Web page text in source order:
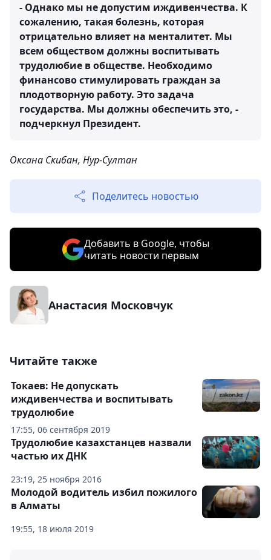
- Однако мы не допустим иждивенчества. К
сожалению, такая болезнь, которая
отрицательно влияет на менталитет. Мы
всем обществом должны воспитывать
трудолюбие в обществе. Необходимо
финансово стимулировать граждан за
плодотворную работу. Это задача
государства. Мы должны обеспечить это, -
подчеркнул Президент.
Оксана Скибан, Нур-Султан
Поделитесь новостью
Добавить в Google, чтобы
читать новости первым
Анастасия Московчук
Читайте также
17:55, 06 сентября 2019
Токаев: Не допускать
иждивенчества и воспитывать
трудолюбие
23:19, 25 ноября 2016
Трудолюбие казахстанцев назвали
частью их ДНК
19:55, 18 июля 2019
Молодой водитель избил пожилого
в Алматы